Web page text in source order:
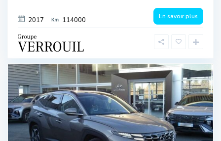
2017 114000 En savoir plus